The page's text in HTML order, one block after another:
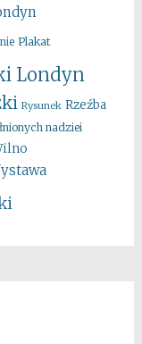
Plakat
Londyn
Rysunek Rzeźba
nadziei